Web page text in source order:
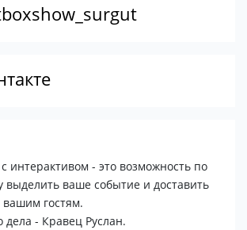
интерактивом - это возможность по
выделить ваше событие и доставить
гостям.
дела - Кравец Руслан.